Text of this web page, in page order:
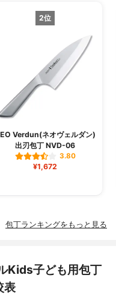
2位
Verdun(ネオヴェルダン)
出刃包丁 NVD-06
3.80
¥1,672
包丁ランキングをもっと見る
Kids子ども用包丁
表